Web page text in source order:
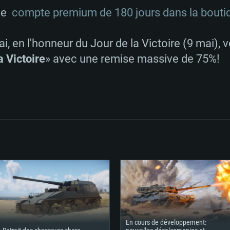
OS: Windows 10/
Processeur: Intel
récent
(Les
supportés)
OS: Mac OS Big
Processeur: Core
ne sont pas
les plus OS: Ubuntu 20.04
Processeur: Intel
compte premium de 180 jours dans la
en l'honneur du Jour de la Victoire (9 mai),
Victoire» avec une remise massive de 75%!
En cours de développement: